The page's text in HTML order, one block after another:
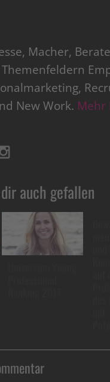
Macher,
New Work. Mehr
auch gefallen